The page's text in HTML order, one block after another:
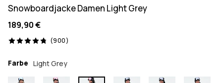
Snowboardjacke Damen Light Grey
189,90 €
(900)
900 Reviews, 4.8/5
Farbe Light Grey